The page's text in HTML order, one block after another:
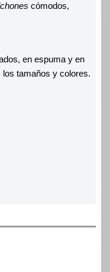
cómodos,
en espuma y en
tamaños y colores.